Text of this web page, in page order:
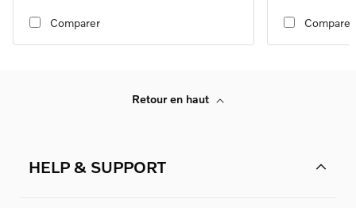
Comparer Comparer
Retour en haut
HELP & SUPPORT